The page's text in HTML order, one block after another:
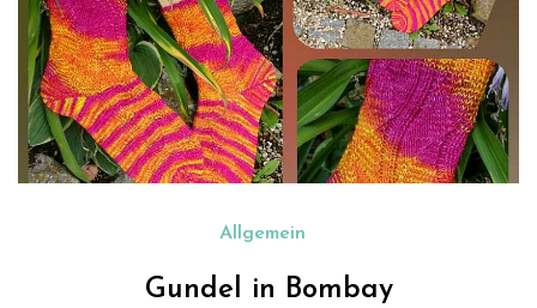
Allgemein
Gundel in Bombay